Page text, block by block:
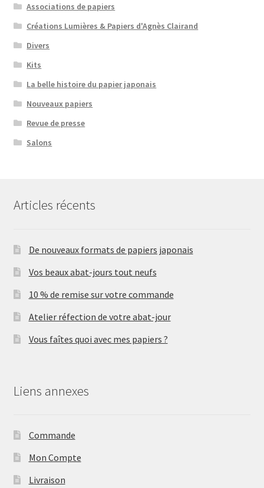
Associations de papiers
Créations Lumières & Papiers d'Agnès Clairand
Divers
Kits
La belle histoire du papier japonais
Nouveaux papiers
Revue de presse
Salons
Articles récents
De nouveaux formats de papiers japonais
Vos beaux abat-jours tout neufs
10 % de remise sur votre commande
Atelier réfection de votre abat-jour
Vous faîtes quoi avec mes papiers ?
Liens annexes
Commande
Mon Compte
Livraison